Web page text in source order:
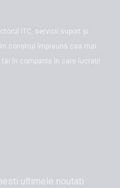
ITC, servicii suport și
construi împreună cea mai
în compania în care lucrați!
ultimele noutati